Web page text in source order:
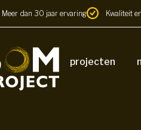
Meer dan 30 jaar ervaring Kwaliteit
projecten